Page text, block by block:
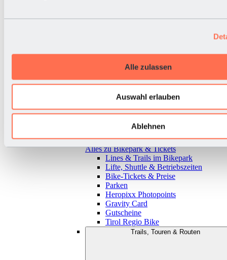
Alle zulassen
Auswahl erlauben
Ablehnen
Zurück
Alles zu Bikepark & Tickets
Lines & Trails im Bikepark
Lifte, Shuttle & Betriebszeiten
Bike-Tickets & Preise
Parken
Heropixx Photopoints
Gravity Card
Gutscheine
Tirol Regio Bike
Trails, Touren & Routen